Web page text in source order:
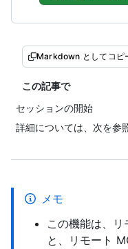
Markdown としてコピ
この記事で
セッションの開始
詳細については、次を参
メモ
この機能は、
と、リモート